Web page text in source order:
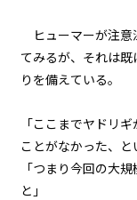
ヒューマーが注意
てみるが、それは
りを備えている。
「ここまでヤドリ
ことがなかった、と
「つまり今回の大
と」